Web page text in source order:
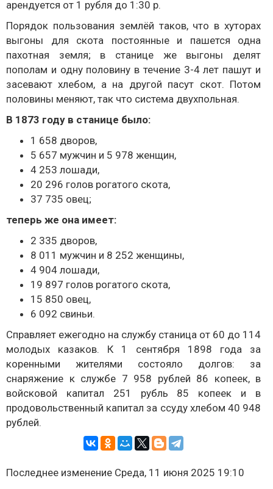
арендуется от 1 рубля до 1:30 р.
Порядок пользования землёй таков, что в хуторах
выгоны для скота постоянные и пашется одна
пахотная земля; в станице же выгоны делят
пополам и одну половину в течение 3-4 лет пашут и
засевают хлебом, а на другой пасут скот. Потом
половины меняют, так что система двухпольная.
В 1873 году в станице было:
1 658 дворов,
5 657 мужчин и 5 978 женщин,
4 253 лошади,
20 296 голов рогатого скота,
37 735 овец;
теперь же она имеет:
2 335 дворов,
8 011 мужчин и 8 252 женщины,
4 904 лошади,
19 897 голов рогатого скота,
15 850 овец,
6 092 свиньи.
Справляет ежегодно на службу станица от 60 до 114
молодых казаков. К 1 сентября 1898 года за
коренными жителями состояло долгов: за
снаряжение к службе 7 958 рублей 86 копеек, в
войсковой капитал 251 рубль 85 копеек и в
продовольственный капитал за ссуду хлебом 40 948
рублей.
Последнее изменение Среда, 11 июня 2025 19:10